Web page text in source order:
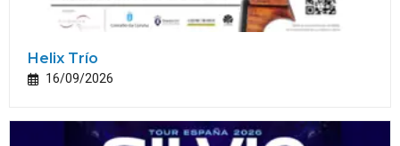
Helix Trío
16/09/2026